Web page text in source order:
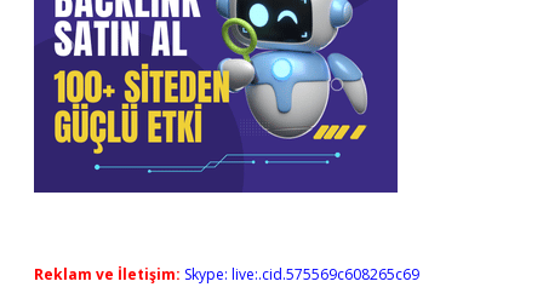
Reklam ve İletişim: Skype: live:.cid.575569c608265c69